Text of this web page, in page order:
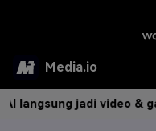
Media.io
Alat AIjadi video & gambar